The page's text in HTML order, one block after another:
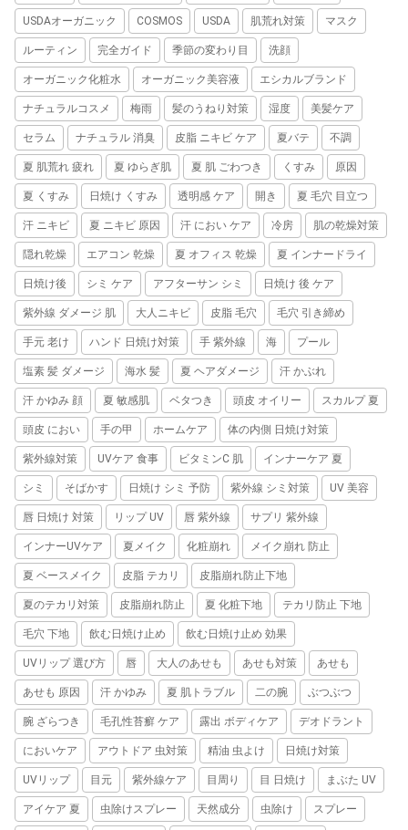
USDAオーガニック COSMOS USDA 肌荒れ対策 マスク
ルーティン 完全ガイド 季節の変わり目 洗顔
オーガニック化粧水 オーガニック美容液 エシカルブランド
ナチュラルコスメ 梅雨 髪のうねり対策 湿度 美髪ケア
セラム ナチュラル 消臭 皮脂 ニキビ ケア 夏バテ 不調
夏 肌荒れ 疲れ 夏 ゆらぎ肌 夏 肌 ごわつき くすみ 原因
夏 くすみ 日焼け くすみ 透明感 ケア 開き 夏 毛穴 目立つ
汗 ニキビ 夏 ニキビ 原因 汗 におい ケア 冷房 肌の乾燥対策
隠れ乾燥 エアコン 乾燥 夏 オフィス 乾燥 夏 インナードライ
日焼け後 シミ ケア アフターサン シミ 日焼け 後 ケア
紫外線 ダメージ 肌 大人ニキビ 皮脂 毛穴 毛穴 引き締め
手元 老け ハンド 日焼け対策 手 紫外線 海 プール
塩素 髪 ダメージ 海水 髪 夏 ヘアダメージ 汗 かぶれ
汗 かゆみ 顔 夏 敏感肌 ベタつき 頭皮 オイリー スカルプ 夏
頭皮 におい 手の甲 ホームケア 体の内側 日焼け対策
紫外線対策 UVケア 食事 ビタミンC 肌 インナーケア 夏
シミ そばかす 日焼け シミ 予防 紫外線 シミ対策 UV 美容
唇 日焼け 対策 リップ UV 唇 紫外線 サプリ 紫外線
インナーUVケア 夏メイク 化粧崩れ メイク崩れ 防止
夏 ベースメイク 皮脂 テカリ 皮脂崩れ防止下地
夏のテカリ対策 皮脂崩れ防止 夏 化粧下地 テカリ防止 下地
毛穴 下地 飲む日焼け止め 飲む日焼け止め 効果
UVリップ 選び方 唇 大人のあせも あせも対策 あせも
あせも 原因 汗 かゆみ 夏 肌トラブル 二の腕 ぶつぶつ
腕 ざらつき 毛孔性苔癬 ケア 露出 ボディケア デオドラント
においケア アウトドア 虫対策 精油 虫よけ 日焼け対策
UVリップ 目元 紫外線ケア 目周り 目 日焼け まぶた UV
アイケア 夏 虫除けスプレー 天然成分 虫除け スプレー